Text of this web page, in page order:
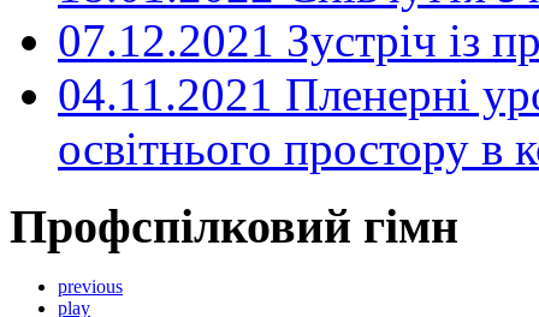
07.12.2021 Зустріч із
04.11.2021 Пленерні
освітнього простору
Профспілковий гімн
previous
play